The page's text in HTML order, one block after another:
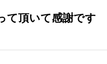
て頂いて感謝です